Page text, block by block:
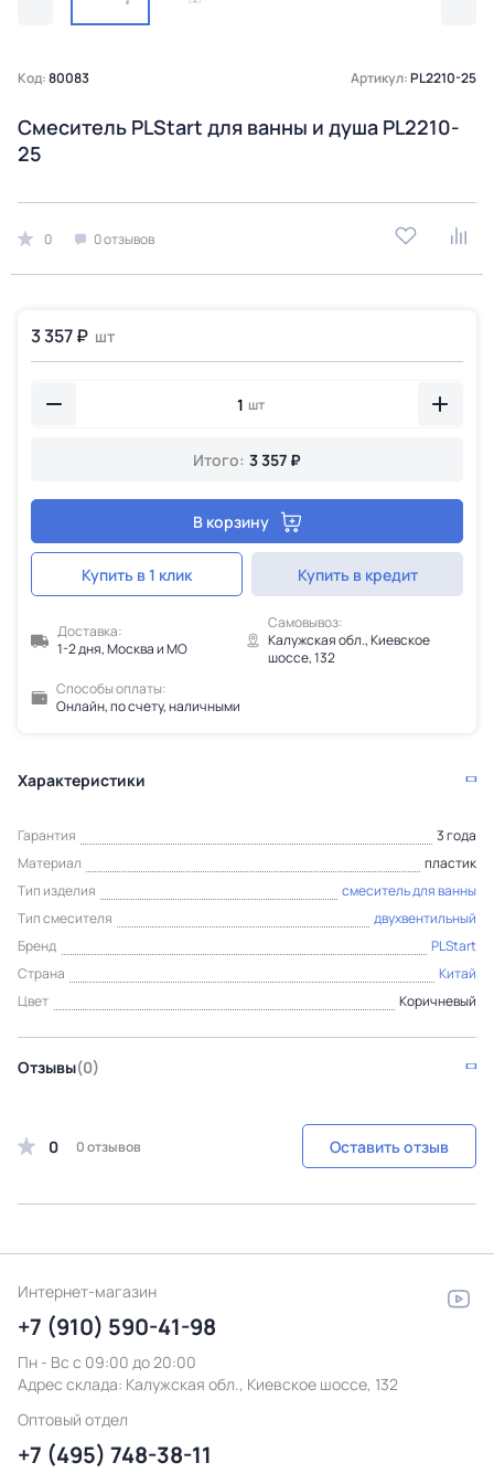
Код:80083 Артикул:PL2210-25
Смеситель PLStart для ванны и душа PL2210-
25
0 0 отзывов
3 357 ₽ шт
шт
Итого: 3 357 ₽
В корзину
Купить в 1 клик Купить в кредит
Доставка:
1-2 дня, Москва и МО
Самовывоз:
Калужская обл., Киевское
шоссе, 132
Способы оплаты:
Онлайн, по счету, наличными
Характеристики
Гарантия
3 года
Материал
пластик
Тип изделия
смеситель для ванны
Тип смесителя
двухвентильный
Бренд
PLStart
Страна
Китай
Цвет
Коричневый
Отзывы(0)
0 0 отзывов Оставить отзыв
Интернет-магазин
+7 (910) 590-41-98
Пн - Вс с 09:00 до 20:00
Адрес склада: Калужская обл., Киевское шоссе, 132
Оптовый отдел
+7 (495) 748-38-11